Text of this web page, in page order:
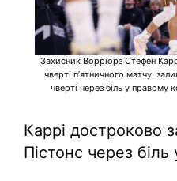
Захисник Ворріорз Стефен
чверті п’ятничного матчу,
чверті через біль у правому
Каррі достроково
Пістонс через біль